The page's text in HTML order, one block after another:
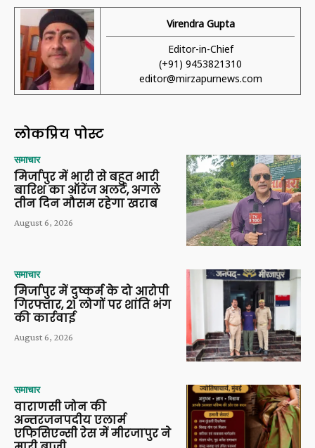
Virendra Gupta
Editor-in-Chief
(+91) 9453821310
editor@mirzapurnews.com
लोकप्रिय पोस्ट
समाचार
मिर्जापुर में भारी से बहुत भारी
बारिश का ऑरेंज अलर्ट, अगले
तीन दिन मौसम रहेगा खराब
August 6, 2026
समाचार
मिर्जापुर में दुष्कर्म के दो आरोपी
गिरफ्तार, 21 लोगों पर शांति भंग
की कार्रवाई
August 6, 2026
समाचार
वाराणसी जोन की
अन्तरजनपदीय एलार्म
एफिसिएन्सी रेस में मीरजापुर ने